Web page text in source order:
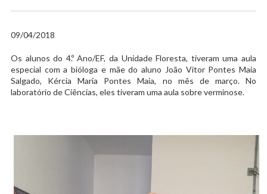
09/04/2018
​Os alunos do 4.º Ano/EF, da Unidade Floresta, tiveram uma aula
especial com a bióloga e mãe do aluno João Vitor Pontes Maia
Salgado, Kércia Maria Pontes Maia, no mês de março. No
laboratório de Ciências, eles tiveram uma aula sobre verminose.